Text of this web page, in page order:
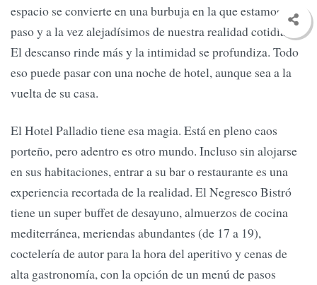
espacio se convierte en una burbuja en la que estamos a un
paso y a la vez alejadísimos de nuestra realidad cotidiana.
El descanso rinde más y la intimidad se profundiza. Todo
eso puede pasar con una noche de hotel, aunque sea a la
vuelta de su casa.
El Hotel Palladio tiene esa magia. Está en pleno caos
porteño, pero adentro es otro mundo. Incluso sin alojarse
en sus habitaciones, entrar a su bar o restaurante es una
experiencia recortada de la realidad. El Negresco Bistró
tiene un super buffet de desayuno, almuerzos de cocina
mediterránea, meriendas abundantes (de 17 a 19),
coctelería de autor para la hora del aperitivo y cenas de
alta gastronomía, con la opción de un menú de pasos